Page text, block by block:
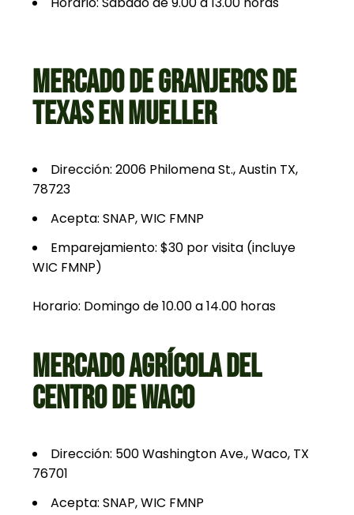
MERCADO DE GRANJEROS DE
TEXAS EN MUELLER
Dirección: 2006 Philomena St., Austin TX,
78723
Acepta: SNAP, WIC FMNP
Emparejamiento: $30 por visita (incluye
WIC FMNP)
Horario: Domingo de 10.00 a 14.00 horas
MERCADO AGRÍCOLA DEL
CENTRO DE WACO
Dirección: 500 Washington Ave., Waco, TX
76701
Acepta: SNAP, WIC FMNP